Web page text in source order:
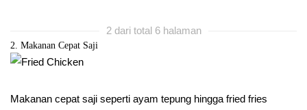
2 dari total 6 halaman
2. Makanan Cepat Saji
Makanan cepat saji seperti ayam tepung hingga fried fries